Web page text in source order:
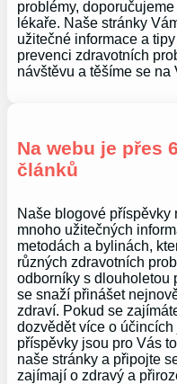
problémy,
lékaře. Naše stránky
užitečné informace a
prevenci zdravotních
návštěvu a těšíme se na
Na webu je přes
článků
Naše blogové
mnoho užitečných
metodách a bylinách,
různých zdravotních
odborníky s dlouholetou
se snaží přinášet
zdraví. Pokud se
dozvědět více o
příspěvky jsou pro Vás
naše stránky a připojte
zajímají o zdravý a